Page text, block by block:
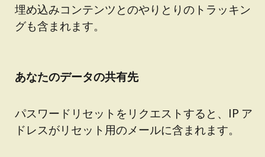
埋め込みコンテンツとのやりとりのトラッキン
グも含まれます。
あなたのデータの共有先
パスワードリセットをリクエストすると、IP ア
ドレスがリセット用のメールに含まれます。